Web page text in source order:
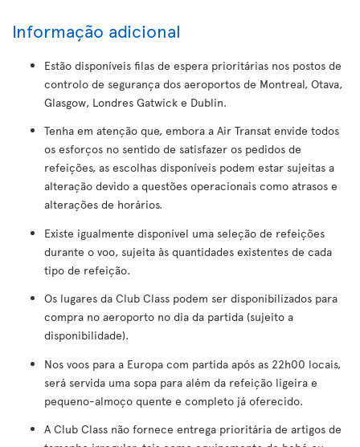
Informação adicional
Estão disponíveis filas de espera prioritárias nos postos de
controlo de segurança dos aeroportos de Montreal, Otava,
Glasgow, Londres Gatwick e Dublin.
Tenha em atenção que, embora a Air Transat envide todos
os esforços no sentido de satisfazer os pedidos de
refeições, as escolhas disponíveis podem estar sujeitas a
alteração devido a questões operacionais como atrasos e
alterações de horários.
Existe igualmente disponível uma seleção de refeições
durante o voo, sujeita às quantidades existentes de cada
tipo de refeição.
Os lugares da Club Class podem ser disponibilizados para
compra no aeroporto no dia da partida (sujeito a
disponibilidade).
Nos voos para a Europa com partida após as 22h00 locais,
será servida uma sopa para além da refeição ligeira e
pequeno-almoço quente e completo já oferecido.
A Club Class não fornece entrega prioritária de artigos de